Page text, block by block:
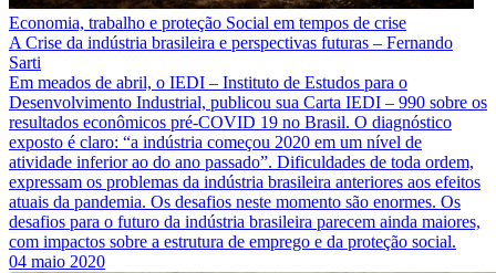
Economia, trabalho e proteção Social em tempos de crise
A Crise da indústria brasileira e perspectivas futuras – Fernando
Sarti
Em meados de abril, o IEDI – Instituto de Estudos para o
Desenvolvimento Industrial, publicou sua Carta IEDI – 990 sobre os
resultados econômicos pré-COVID 19 no Brasil. O diagnóstico
exposto é claro: “a indústria começou 2020 em um nível de
atividade inferior ao do ano passado”. Dificuldades de toda ordem,
expressam os problemas da indústria brasileira anteriores aos efeitos
atuais da pandemia. Os desafios neste momento são enormes. Os
desafios para o futuro da indústria brasileira parecem ainda maiores,
com impactos sobre a estrutura de emprego e da proteção social.
04 maio 2020